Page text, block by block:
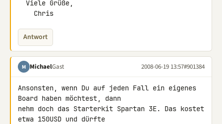
    Chris
Antwort
M MichaelGast 2008-06-19 13:57#901384
Ansonsten, wenn Du auf jeden Fall ein eigenes
Board haben möchtest, dann
nehm doch das Starterkit Spartan 3E. Das kostet
etwa 150USD und dürfte